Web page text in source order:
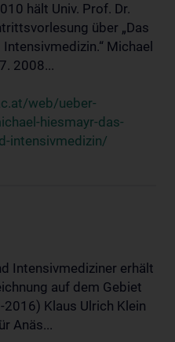
hält Univ. Prof. Dr.
über „Das
Michael
2008...
web/ueber-
hiesmayr-das-
intensivmedizin/
Intensivmediziner erhält
auf dem Gebiet
Klaus Ulrich Klein
Anäs...